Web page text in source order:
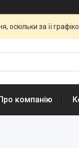
за її
компанію